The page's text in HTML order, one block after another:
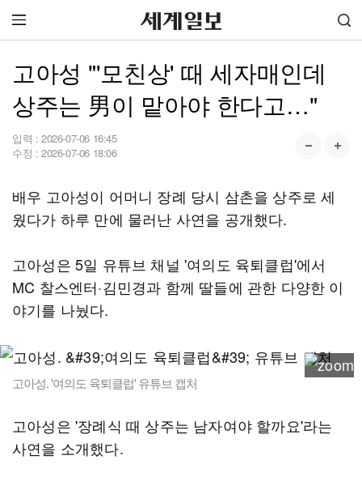
고아성 "'모친상' 때 세자매인데
상주는 男이 맡아야 한다고…"
입력 : 2026-07-06 16:45
수정 : 2026-07-06 18:06
배우 고아성이 어머니 장례 당시 삼촌을 상주로 세
웠다가 하루 만에 물러난 사연을 공개했다.
고아성은 5일 유튜브 채널 '여의도 육퇴클럽'에서
MC 찰스엔터·김민경과 함께 딸들에 관한 다양한 이
야기를 나눴다.
고아성. '여의도 육퇴클럽' 유튜브 캡처
고아성은 '장례식 때 상주는 남자여야 할까요'라는
사연을 소개했다.